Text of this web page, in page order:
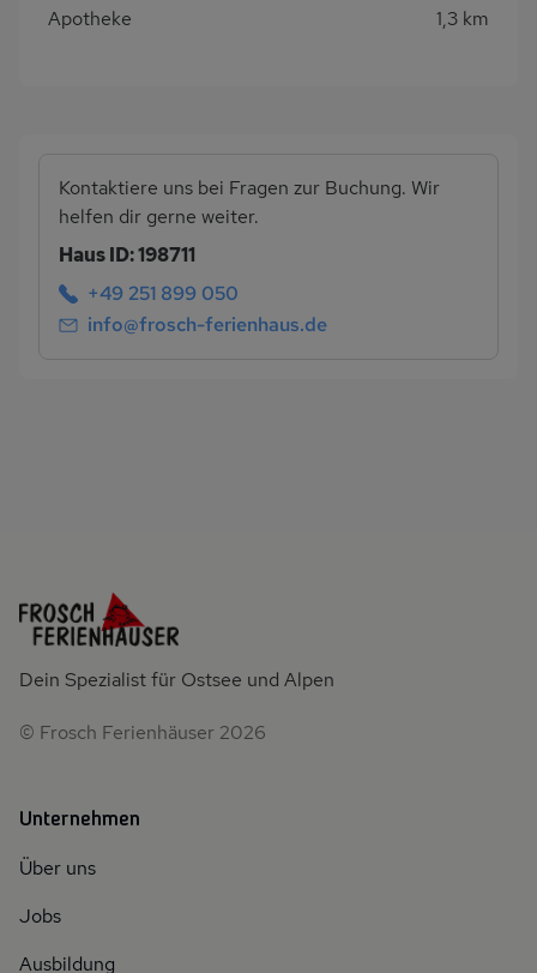
Apotheke
1,3 km
Kontaktiere uns bei Fragen zur Buchung. Wir
helfen dir gerne weiter.
Haus ID: 198711
+49 251 899 050
info@frosch-ferienhaus.de
Dein Spezialist für Ostsee und Alpen
© Frosch Ferienhäuser 2026
Unternehmen
Über uns
Jobs
Ausbildung